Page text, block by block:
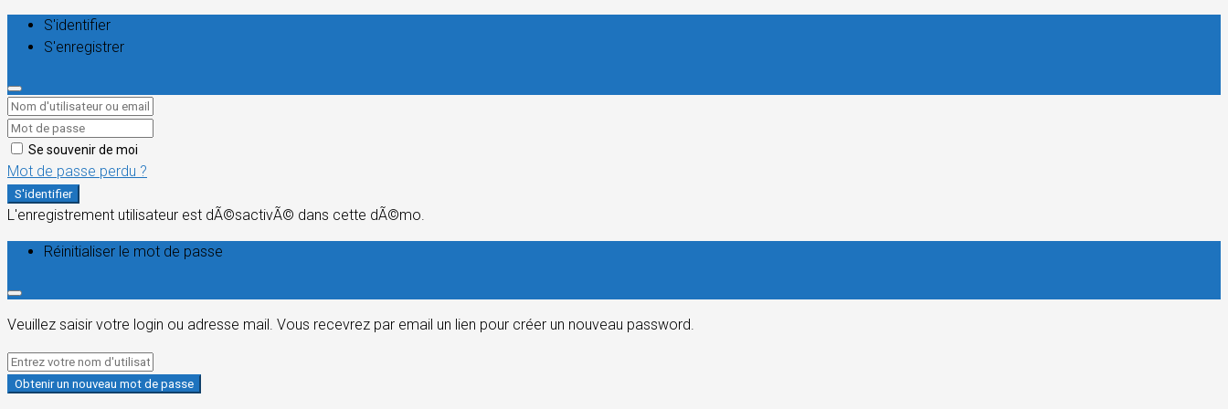
S'identifier
S'enregistrer
Se souvenir de moi
Mot de passe perdu ?
S'identifier
L'enregistrement utilisateur est dÃ©sactivÃ© dans cette dÃ©mo.
Réinitialiser le mot de passe
Veuillez saisir votre login ou adresse mail. Vous recevrez par email un lien pour créer un nouveau password.
Obtenir un nouveau mot de passe